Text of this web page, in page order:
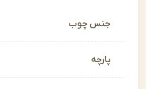
جنس چوب